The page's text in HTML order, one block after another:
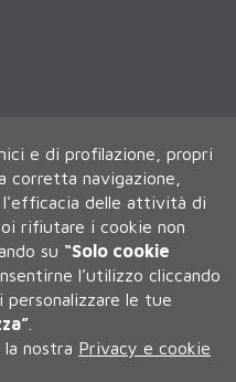
Siena ITALIA
| Caselle Pec:
e di profilazione, propri
navigazione,
l'efficacia delle attività di
rifiutare i cookie non
su “Solo cookie
l’utilizzo cliccando
personalizzare le tue
nostra Privacy e cookie